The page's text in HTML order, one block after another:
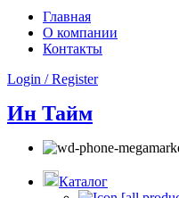
Главная
О компании
Контакты
Login / Register
Ин Тайм
Каталог